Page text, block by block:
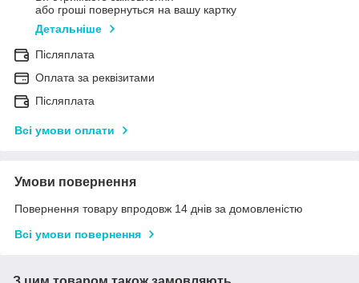
або гроші повернуться на вашу картку
Детальніше
Післяплата
Оплата за реквізитами
Післяплата
Всі умови оплати
Умови повернення
Повернення товару впродовж 14 днів за домовленістю
Всі умови повернення